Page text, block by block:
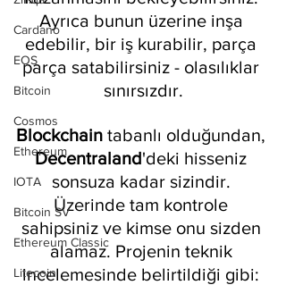
Cardano
EOS
Bitcoin
Cosmos
Ethereum
IOTA
Bitcoin SV
Ethereum Classic
Litecoin
Ayrıca bunun üzerine inşa
edebilir, bir iş kurabilir, parça
parça satabilirsiniz - olasılıklar
sınırsızdır.
Blockchain tabanlı olduğundan,
Decentraland'deki hisseniz
sonsuza kadar sizindir.
Üzerinde tam kontrole
sahipsiniz ve kimse onu sizden
alamaz. Projenin teknik
incelemesinde belirtildiği gibi: